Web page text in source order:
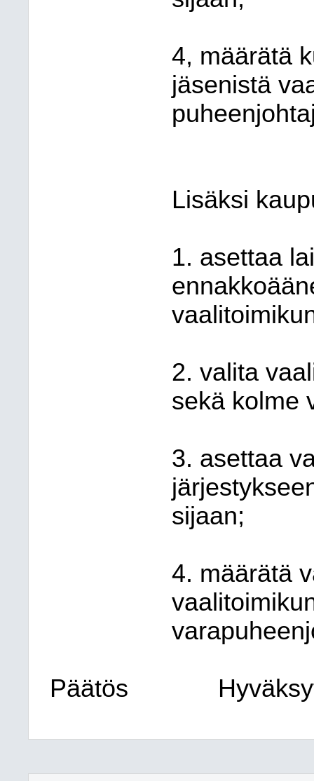
4, määrätä
jäsenistä
Lisäksi
1. asettaa
2. valita
sekä kolme
3. asettaa
sijaan;
4. määrätä
Päätös